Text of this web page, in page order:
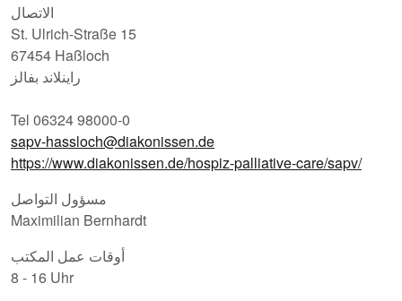
الاتصال
St. Ulrich-Straße 15
67454 Haßloch
راينلاند بفالز
Tel 06324 98000-0
sapv-hassloch@diakonissen.de
https://www.diakonissen.de/hospiz-palliative-care/sapv/
مسؤول التواصل
Maximilian Bernhardt
أوقات عمل المكتب
8 - 16 Uhr